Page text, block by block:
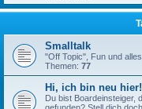
Smalltalk
"Off Topic", Fun und
Themen: 77
Hi, ich bin neu hier!
Du bist Boardeinsteiger,